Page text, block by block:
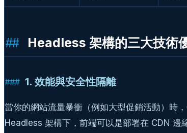
Headless 架構的三大技術
1. 效能與安全性隔離
當你的網站流量暴衝（例如大型促銷活動）時
Headless 架構下，前端可以是部署在 CDN